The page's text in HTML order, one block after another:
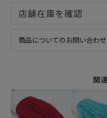
商品についてのお問い合わせ
関